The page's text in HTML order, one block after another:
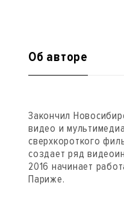
Об авторе
Закончил
видео и
cверхкороткого
создает ряд
2016 начинает
Париже.